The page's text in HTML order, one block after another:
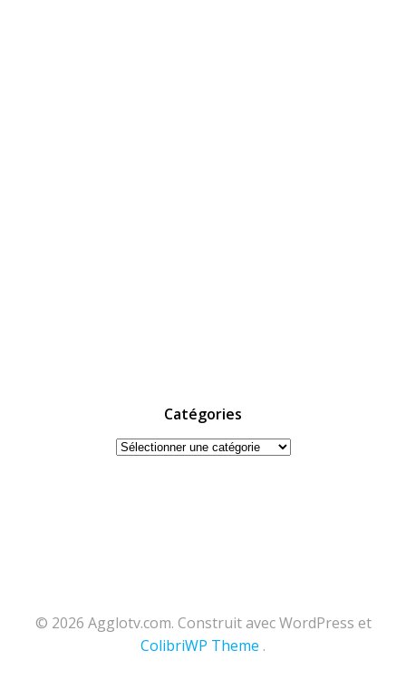
Catégories
Catégories
© 2026 Agglotv.com. Construit avec WordPress et
ColibriWP Theme .